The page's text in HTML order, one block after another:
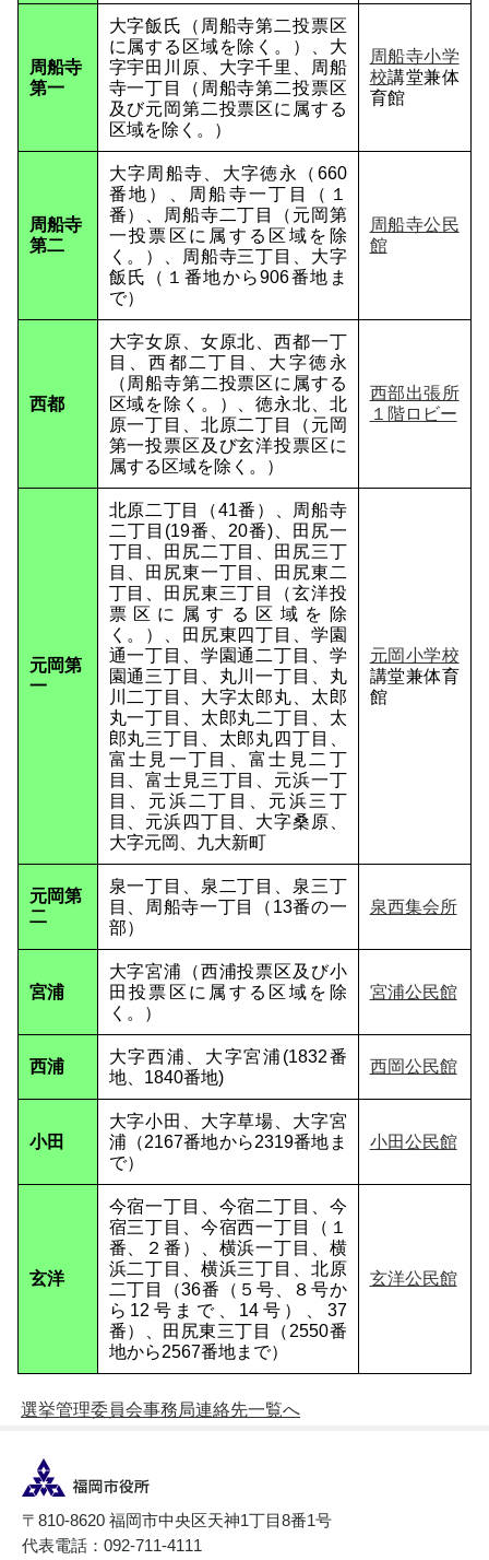
周船寺
第一
大字飯氏（周船寺第二投票区
に属する区域を除く。）、大
字宇田川原、大字千里、周船
寺一丁目（周船寺第二投票区
及び元岡第二投票区に属する
区域を除く。）
周船寺小学
校講堂兼体
育館
周船寺
第二
大字周船寺、大字徳永（660
番地）、周船寺一丁目（１
番）、周船寺二丁目（元岡第
一投票区に属する区域を除
く。）、周船寺三丁目、大字
飯氏（１番地から906番地ま
で）
周船寺公民
館
西都
大字女原、女原北、西都一丁
目、西都二丁目、大字徳永
（周船寺第二投票区に属する
区域を除く。）、徳永北、北
原一丁目、北原二丁目（元岡
第一投票区及び玄洋投票区に
属する区域を除く。）
西部出張所
１階ロビー
元岡第
一
北原二丁目（41番）、周船寺
二丁目(19番、20番)、田尻一
丁目、田尻二丁目、田尻三丁
目、田尻東一丁目、田尻東二
丁目、田尻東三丁目（玄洋投
票区に属する区域を除
く。）、田尻東四丁目、学園
通一丁目、学園通二丁目、学
園通三丁目、丸川一丁目、丸
川二丁目、大字太郎丸、太郎
丸一丁目、太郎丸二丁目、太
郎丸三丁目、太郎丸四丁目、
富士見一丁目、富士見二丁
目、富士見三丁目、元浜一丁
目、元浜二丁目、元浜三丁
目、元浜四丁目、大字桑原、
大字元岡、九大新町
元岡小学校
講堂兼体育
館
元岡第
二
泉一丁目、泉二丁目、泉三丁
目、周船寺一丁目（13番の一
部）
泉西集会所
宮浦
大字宮浦（西浦投票区及び小
田投票区に属する区域を除
く。）
宮浦公民館
西浦
大字西浦、大字宮浦(1832番
地、1840番地)
西岡公民館
小田
大字小田、大字草場、大字宮
浦（2167番地から2319番地ま
で）
小田公民館
玄洋
今宿一丁目、今宿二丁目、今
宿三丁目、今宿西一丁目（１
番、２番）、横浜一丁目、横
浜二丁目、横浜三丁目、北原
二丁目（36番（５号、８号か
ら12号まで、14号）、37
番）、田尻東三丁目（2550番
地から2567番地まで）
玄洋公民館
選挙管理委員会事務局連絡先一覧へ
〒810-8620 福岡市中央区天神1丁目8番1号
代表電話：092-711-4111